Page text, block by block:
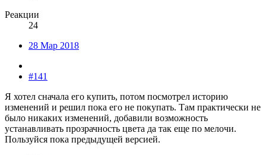
Реакции
24
28 Мар 2018
#141
Я хотел сначала его купить, потом посмотрел историю
изменений и решил пока его не покупать. Там практически не
было никаких изменений, добавили возможность
устанавливать прозрачность цвета да так еще по мелочи.
Пользуйся пока предыдущей версией.